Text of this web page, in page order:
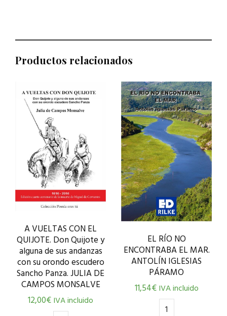
Productos relacionados
A VUELTAS CON EL
QUIJOTE. Don Quijote y
alguna de sus andanzas
con su orondo escudero
Sancho Panza. JULIA DE
CAMPOS MONSALVE
12,00€IVA incluido
EL RÍO NO
ENCONTRABA EL MAR.
ANTOLÍN IGLESIAS
PÁRAMO
11,54€ IVA incluido